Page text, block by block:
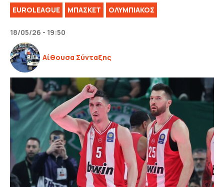
EUROLEAGUE ΜΠΑΣΚΕΤ ΟΛΥΜΠΙΑΚΟΣ
18/05/26 - 19:50
Αίθουσα Σύνταξης